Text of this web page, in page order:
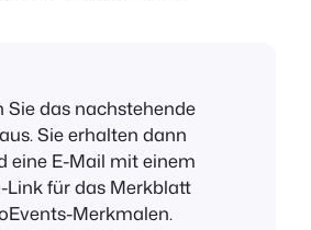
Sie das nachstehende
Sie erhalten dann
eine E-Mail mit einem
Link für das Merkblatt
Merkmalen.